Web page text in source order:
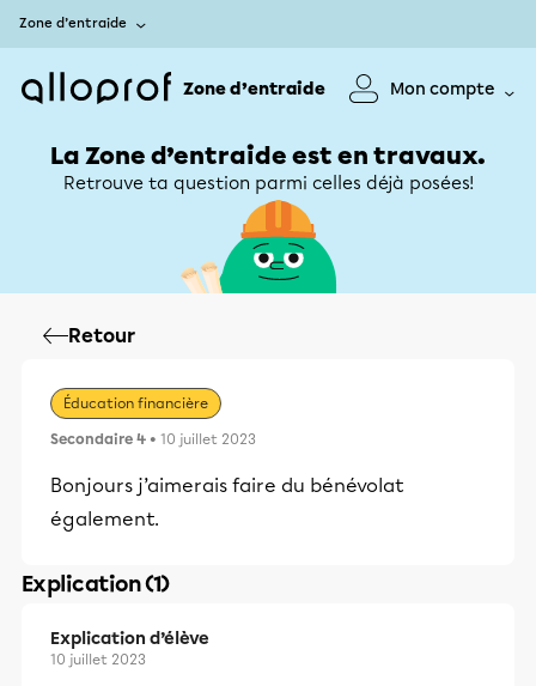
Zone d’entraide
Zone d’entraide Mon compte
La Zone d’entraide est en travaux.
Retrouve ta question parmi celles déjà posées!
Retour
Éducation financière
Secondaire 4 • 10 juillet 2023
Bonjours j’aimerais faire du bénévolat
également.
Explication (1)
Explication d’élève
10 juillet 2023